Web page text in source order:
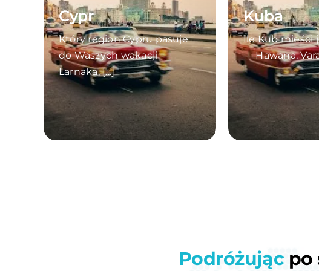
Cypr
Który region Cypru pasuje
do Waszych wakacji —
Larnaka, [...]
Kuba
Ile Kub mieści
— Hawana,
Podróżując po